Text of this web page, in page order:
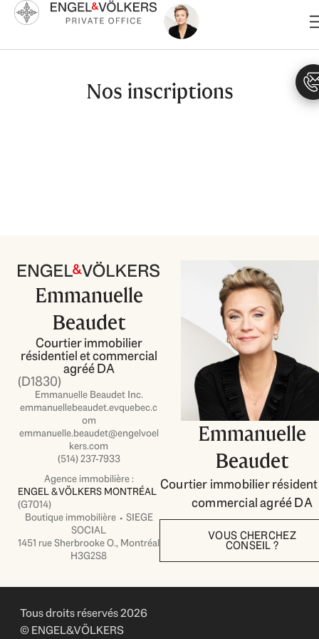
Aller
Nos inscriptions
Emmanuelle
Beaudet
Courtier immobilier
résidentiel et commercial
agréé DA
(D1830)
Emmanuelle Beaudet Inc.
emmanuellebeaudet.evquebec.c
om
emmanuelle.beaudet@engelvoel
kers.com
(514) 237-7933
Agence immobilière :
ENGEL & VÖLKERS MONTRÉAL
(G7014)
Boutique immobilière ⬩ SIEGE
SOCIAL
1451 rue Sherbrooke O., Montréal
H3G2S8
Emmanuelle
Beaudet
Courtier immobilier
commercial agréé DA
VOUS CHERCHEZ
CONSEIL ?
Tous droits réservés 2026
© ENGEL&VÖLKERS